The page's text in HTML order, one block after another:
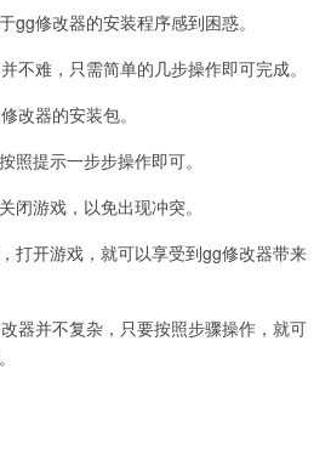
修改器的安装程序感到困惑。
难，只需简单的几步操作即可完成。
器的安装包。
提示一步步操作即可。
游戏，以免出现冲突。
开游戏，就可以享受到gg修改器带来
并不复杂，只要按照步骤操作，就可